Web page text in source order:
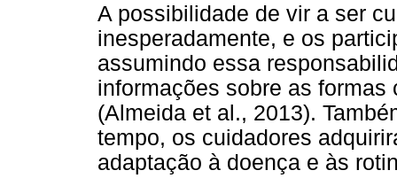
A possibilidade de vir a ser
inesperadamente, e os
assumindo essa
informações sobre as
(Almeida et al., 2013).
tempo, os cuidadores
adaptação à doença e às